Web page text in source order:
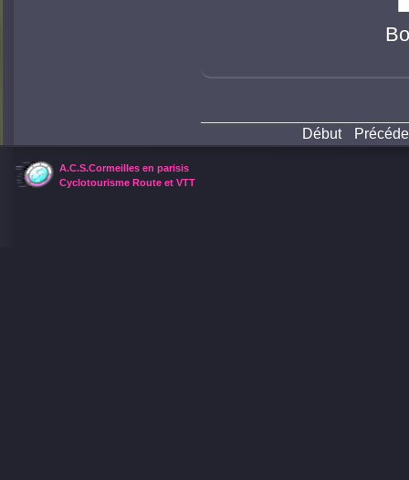
Début
A.C.S.Cormeilles en parisis
Cyclotourisme Route et VTT